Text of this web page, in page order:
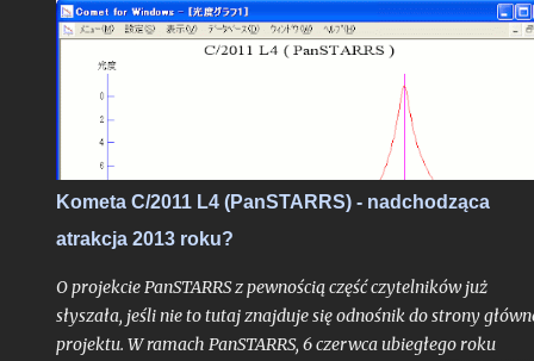
postanowiłem opisać teraz jeszcze szerzej w ramach całego
na blogu, albowiem stanowi ono bardzo interesujące zadanie
obserwacyjne, do wykonania którego chciałbym dziś zachęcić
zwłaszcza tych z Was, którzy mieszkają nad Morzem
Kometa C/2011 L4 (PanSTARRS) - nadchodząca
atrakcja 2013 roku?
O projekcie PanSTARRS z pewnością część czytelników już
słyszała, jeśli nie to tutaj znajduje się odnośnik do strony
projektu. W ramach PanSTARRS, 6 czerwca ubiegłego roku